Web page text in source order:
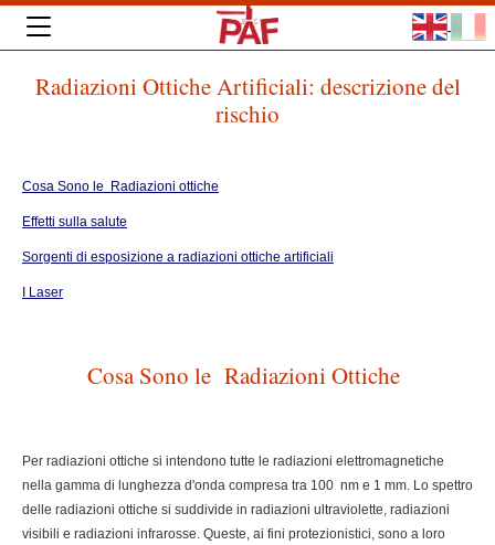
Radiazioni Ottiche Artificiali: descrizione del
rischio
Cosa Sono le Radiazioni ottiche
Effetti sulla salute
Sorgenti di esposizione a radiazioni ottiche artificiali
I Laser
Cosa Sono le Radiazioni Ottiche
Per radiazioni ottiche si intendono tutte le radiazioni elettromagnetiche
nella gamma di lunghezza d'onda compresa tra 100 nm e 1 mm. Lo spettro
delle radiazioni ottiche si suddivide in radiazioni ultraviolette, radiazioni
visibili e radiazioni infrarosse. Queste, ai fini protezionistici, sono a loro